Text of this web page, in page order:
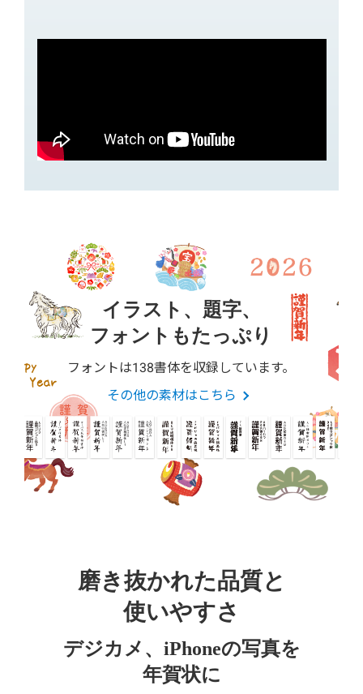
イラスト、題字、
フォントもたっぷり
フォントは138書体を収録しています。
その他の素材はこちら
磨き抜かれた品質と
使いやすさ
デジカメ、iPhoneの写真を
年賀状に